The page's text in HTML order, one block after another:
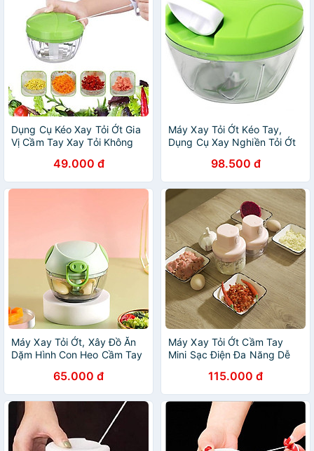
Dụng Cụ Kéo Xay Tỏi Ớt Gia
Vị Cầm Tay Xay Tỏi Không
49.000 đ
Máy Xay Tỏi Ớt Kéo Tay,
Dụng Cụ Xay Nghiền Tỏi Ớt
98.500 đ
Máy Xay Tỏi Ớt, Xây Đồ Ăn
Dặm Hình Con Heo Cầm Tay
65.000 đ
Máy Xay Tỏi Ớt Cầm Tay
Mini Sạc Điện Đa Năng Dễ
115.000 đ